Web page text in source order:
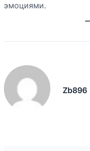
эмоциями.
Zb896